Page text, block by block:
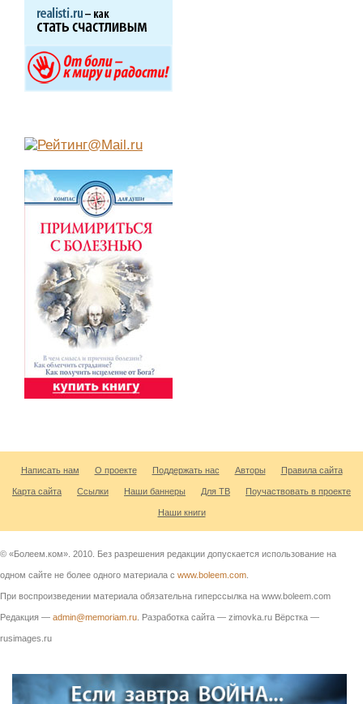
Написать нам О проекте Поддержать нас Авторы Правила сайта
Карта сайта Ссылки Наши баннеры Для ТВ Поучаствовать в проекте
Наши книги
© «Болеем.ком». 2010. Без разрешения редакции допускается использование на
одном сайте не более одного материала с www.boleem.com
При воспроизведении материала обязательна гиперссылка на www.boleem.com
Редакция — admin@memoriam.ru . Разработка сайта — zimovka.ru Вёрстка —
rusimages.ru